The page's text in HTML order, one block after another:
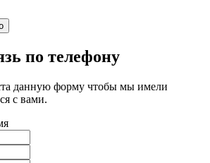
по телефону
данную форму чтобы мы имели
с вами.